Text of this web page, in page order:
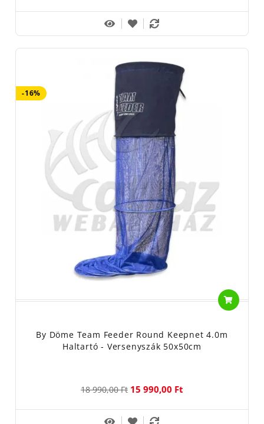
-16%
By Döme Team Feeder Round Keepnet 4.0m
Haltartó - Versenyszák 50x50cm
18 990,00 Ft 15 990,00 Ft